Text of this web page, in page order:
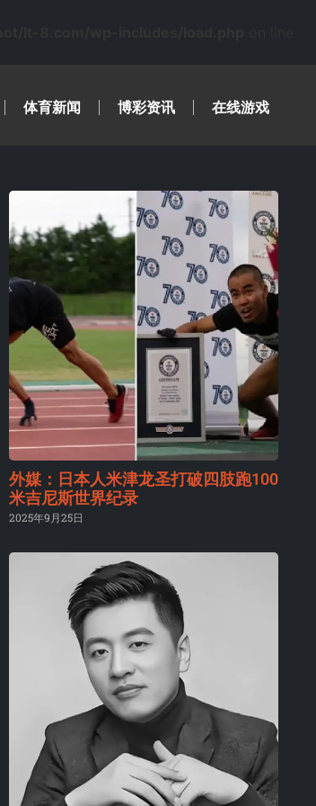
体育新闻 博彩资讯 在线游戏
外媒：日本人米津龙圣打破四肢跑100
米吉尼斯世界纪录
2025年9月25日